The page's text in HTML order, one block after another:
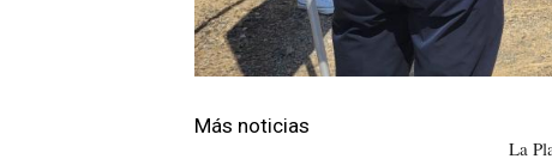
Más noticias
La